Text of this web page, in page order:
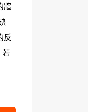
牆
反
若